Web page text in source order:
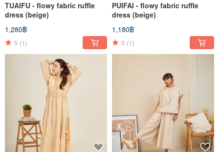
TUAIFU - flowy fabric ruffle
dress (beige)
1,280฿
5 (1)
PUIFAI - flowy fabric ruffle
dress (beige)
1,180฿
5 (1)